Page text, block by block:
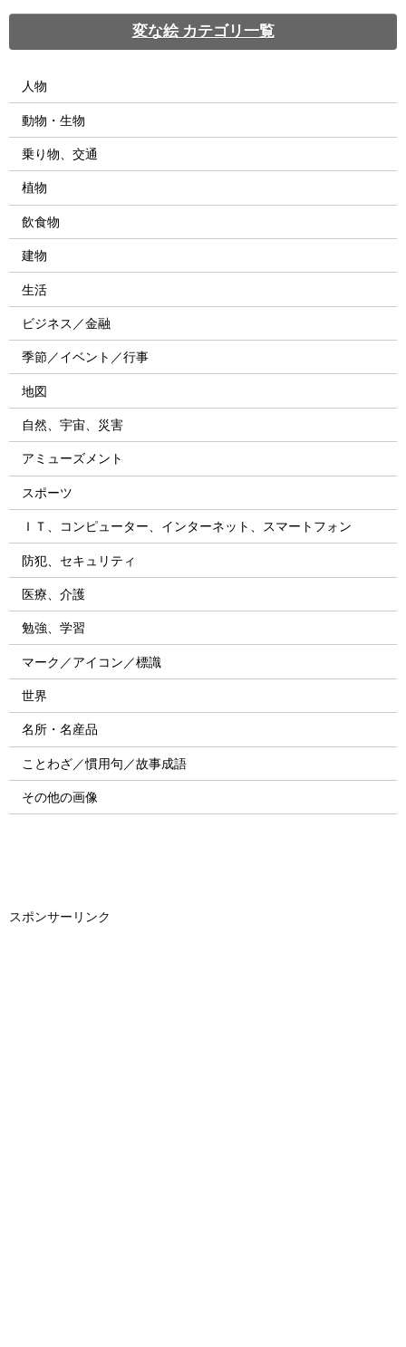
変な絵 カテゴリ一覧
人物
動物・生物
乗り物、交通
植物
飲食物
建物
生活
ビジネス／金融
季節／イベント／行事
地図
自然、宇宙、災害
アミューズメント
スポーツ
ＩＴ、コンピューター、インターネット、スマートフォン
防犯、セキュリティ
医療、介護
勉強、学習
マーク／アイコン／標識
世界
名所・名産品
ことわざ／慣用句／故事成語
その他の画像
スポンサーリンク